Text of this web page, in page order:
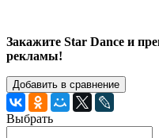
Закажите Star Dance и
рекламы!
Добавить в сравнение
Выбрать